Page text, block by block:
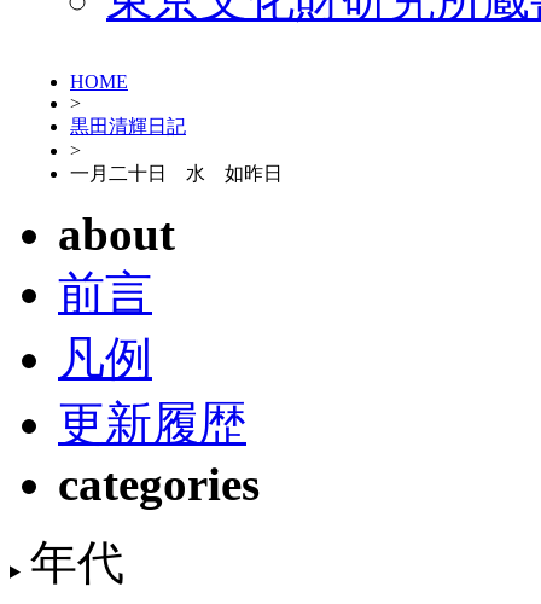
HOME
>
黒田清輝日記
>
一月二十日 水 如昨日
about
前言
凡例
更新履歴
categories
年代